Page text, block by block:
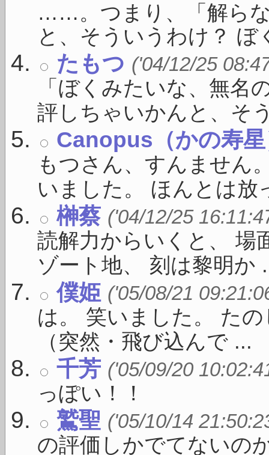
……。つまり、「解ら
と、そういうわけ？
たもつ ('04/12/25
「ぼくみたいな、無名
評しちゃいかんと、そ
Canopus（かの寿
もつさん、すんません
いました。 ほんとは
榊蔡 ('04/12/25
読解力からいくと、 場
ゾート地、 刻は黎明か
僕姫 ('05/08/21
は。 笑いました。 た
（突然・飛び込んで ...
千芳 ('05/09/20
っぽい！！
鷲聖 ('05/10/14
の評価しかでてないの